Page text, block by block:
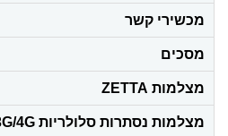
מכשירי קשר
מסכים
מצלמות ZETTA
מצלמות נסתרות סלולריות 3G/4G